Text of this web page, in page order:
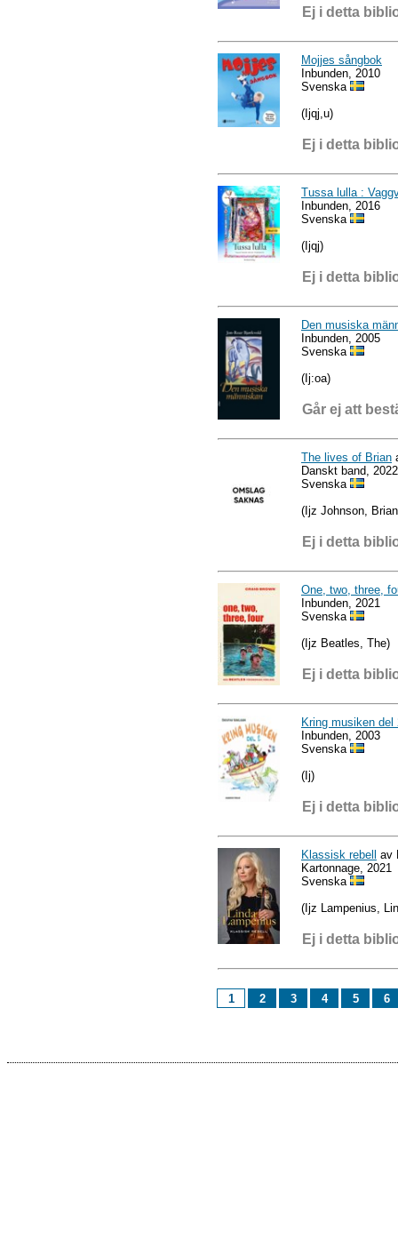
Ej i detta
Mojjes sångbok
Inbunden, 2010
Svenska
(Ijqj,u)
Ej i detta
Tussa lulla :
Inbunden, 2016
Svenska
(Ijqj)
Ej i detta
Den musiska
Inbunden, 2005
Svenska
(Ij:oa)
Går ej att
The lives of Brian
Danskt band, 2022
Svenska
(Ijz Johnson,
Ej i detta
One, two, three,
Inbunden, 2021
Svenska
(Ijz Beatles, The)
Ej i detta
Kring musiken del
Inbunden, 2003
Svenska
(Ij)
Ej i detta
Klassisk rebell
av
Kartonnage, 2021
Svenska
(Ijz Lampenius,
Ej i detta
1 2 3 4 5 6